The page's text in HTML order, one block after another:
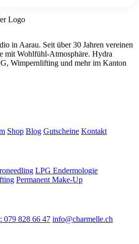
in Aarau. Seit über 30 Jahren vereinen
mit Wohlfühl-Atmosphäre. Hydra
Wimpernlifting und mehr im Kanton
Shop Blog Gutscheine Kontakt
LPG Endermologie
Permanent Make-Up
079 828 66 47 info@charmelle.ch